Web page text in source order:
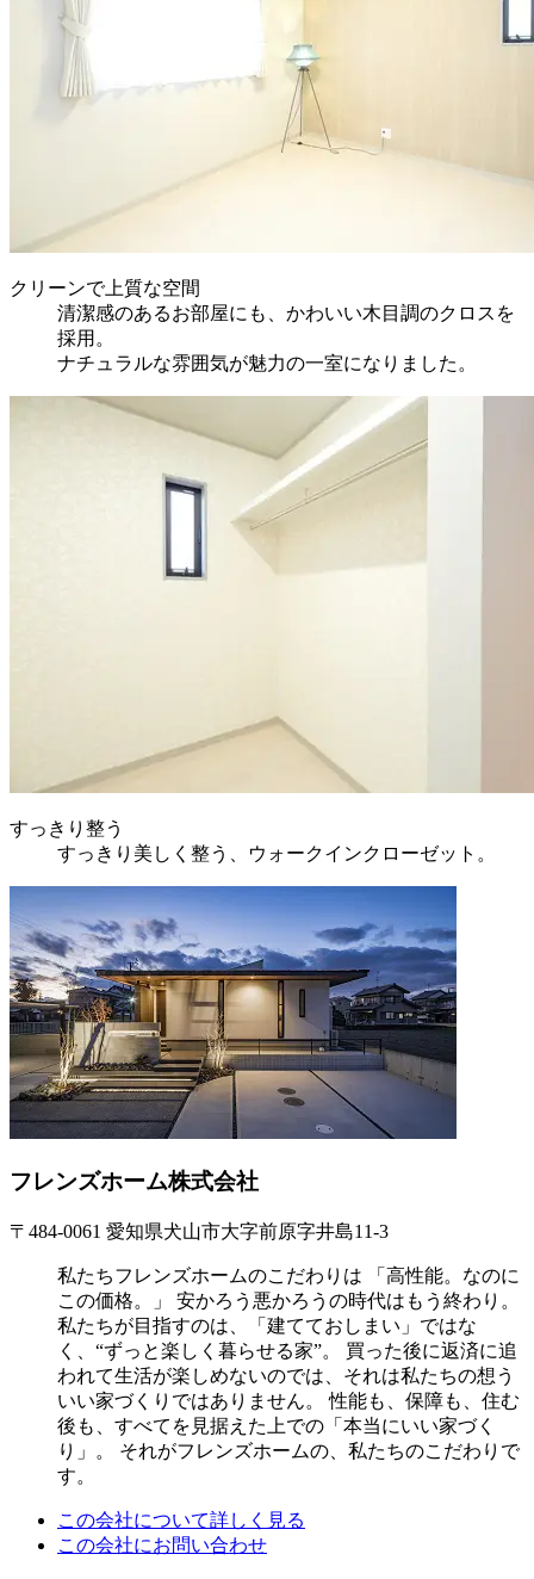
クリーンで上質な空間
清潔感のあるお部屋にも、かわいい木目調のクロスを
採用。
ナチュラルな雰囲気が魅力の一室になりました。
すっきり整う
すっきり美しく整う、ウォークインクローゼット。
フレンズホーム株式会社
〒484-0061 愛知県犬山市大字前原字井島11-3
私たちフレンズホームのこだわりは 「高性能。なのに
この価格。」 安かろう悪かろうの時代はもう終わり。
私たちが目指すのは、「建てておしまい」ではな
く、“ずっと楽しく暮らせる家”。 買った後に返済に追
われて生活が楽しめないのでは、それは私たちの想う
いい家づくりではありません。 性能も、保障も、住む
後も、すべてを見据えた上での「本当にいい家づく
り」。 それがフレンズホームの、私たちのこだわりで
す。
この会社について詳しく見る
この会社にお問い合わせ